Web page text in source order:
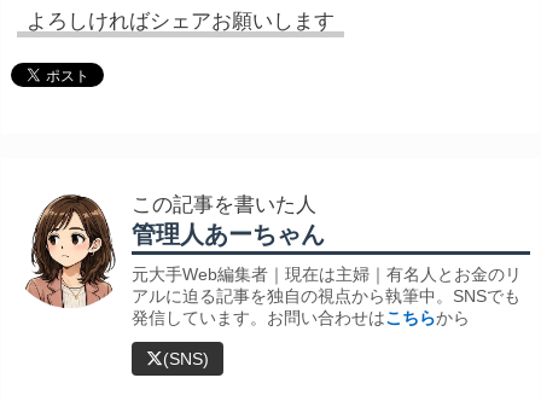
よろしければシェアお願いします
この記事を書いた人
管理人あーちゃん
元大手Web編集者｜現在は主婦｜有名人とお金のリ
アルに迫る記事を独自の視点から執筆中。SNSでも
発信しています。お問い合わせはこちらから
(SNS)